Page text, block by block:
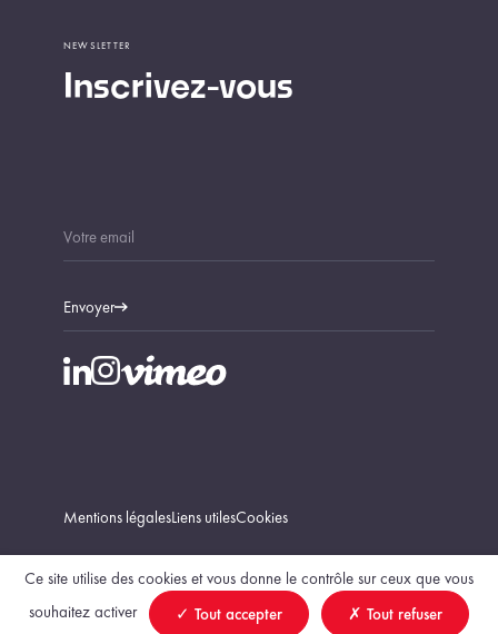
Inscrivez-vous
NEWSLETTER
Envoyer
Mentions légalesLiens utilesCookies
Ce site utilise des cookies et vous donne le contrôle sur ceux que vous
souhaitez activer
Tout accepter Tout refuser